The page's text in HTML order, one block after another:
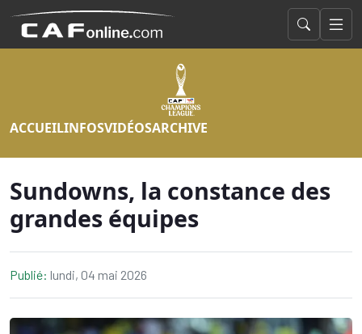
ACCUEILINFOSVIDÉOSARCHIVE
Sundowns, la constance des
grandes équipes
Publié: lundi, 04 mai 2026